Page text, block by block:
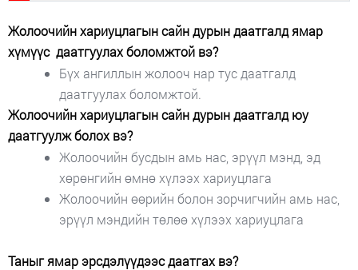
Жолоочийн хариуцлагын сайн дурын даатгалд ямар
хүмүүс даатгуулах боломжтой вэ?
Бүх ангиллын жолооч нар тус даатгалд
даатгуулах боломжтой.
Жолоочийн хариуцлагын сайн дурын даатгалд юу
даатгуулж болох вэ?
Жолоочийн бусдын амь нас, эрүүл мэнд, эд
хөрөнгийн өмнө хүлээх хариуцлага
Жолоочийн өөрийн болон зорчигчийн амь нас,
эрүүл мэндийн төлөө хүлээх хариуцлага
Таныг ямар эрсдэлүүдээс даатгах вэ?